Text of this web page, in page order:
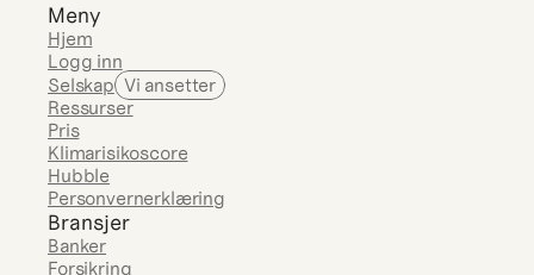
Meny
Hjem
Logg inn
Selskap Vi ansetter
Ressurser
Pris
Klimarisikoscore
Hubble
Personvernerklæring
Bransjer
Banker
Forsikring